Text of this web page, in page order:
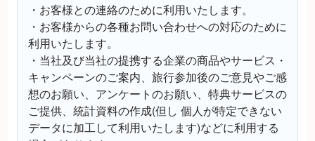
・お客様との連絡のために利用いたします。
・お客様からの各種お問い合わせへの対応のために
利用いたします。
・当社及び当社の提携する企業の商品やサービス・
キャンペーンのご案内、旅行参加後のご意見やご感
想のお願い、アンケートのお願い、特典サービスの
ご提供、統計資料の作成(但し 個人が特定できない
データに加工して利用いたします)などに利用する